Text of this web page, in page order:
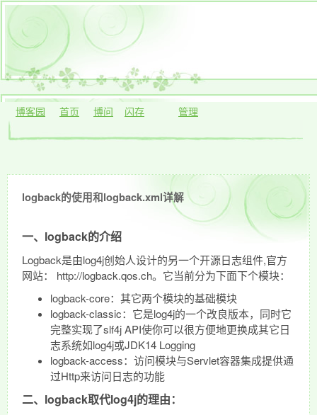
博客园 首页 博问 闪存 管理
logback的使用和logback.xml详解
一、logback的介绍
Logback是由log4j创始人设计的另一个开源日志组件,官方
网站： http://logback.qos.ch。它当前分为下面下个模块：
logback-core：其它两个模块的基础模块
logback-classic：它是log4j的一个改良版本，同时它
完整实现了slf4j API使你可以很方便地更换成其它日
志系统如log4j或JDK14 Logging
logback-access：访问模块与Servlet容器集成提供通
过Http来访问日志的功能
二、logback取代log4j的理由：